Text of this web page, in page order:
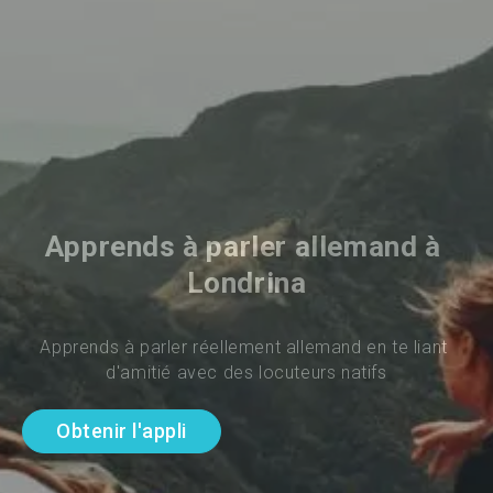
Apprends à parler allemand à
Londrina
Apprends à parler réellement allemand en te liant
d'amitié avec des locuteurs natifs
Obtenir l'appli